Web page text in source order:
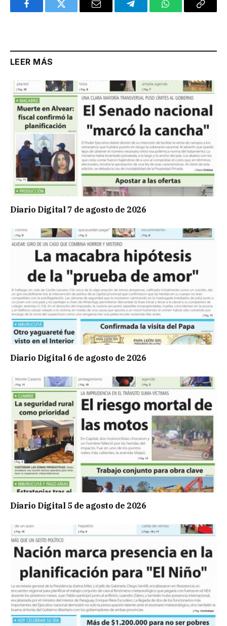
FacebookTwitter Email TelegramWhatsAppCopy
LEER MÁS
Diario Digital 7 de agosto de 2026
Diario Digital 6 de agosto de 2026
Diario Digital 5 de agosto de 2026